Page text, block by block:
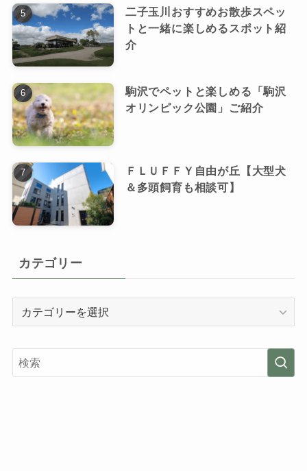
二子玉川おすすめお散歩スペッ
トと一緒に楽しめるスポット紹
介
駒沢でペットと楽しめる「駒沢
オリンピック公園」ご紹介
ＦＬＵＦＦＹ自由が丘【大型犬
＆多頭飼育も相談可】
カテゴリー
リ
ー